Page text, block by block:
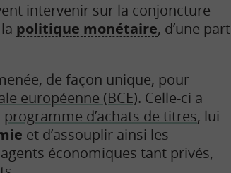
intervenir sur la conjoncture
politique monétaire, d’une part
de façon unique, pour
européenne (BCE). Celle-ci a
programme d’achats de titres, lui
et d’assouplir ainsi les
économiques tant privés,